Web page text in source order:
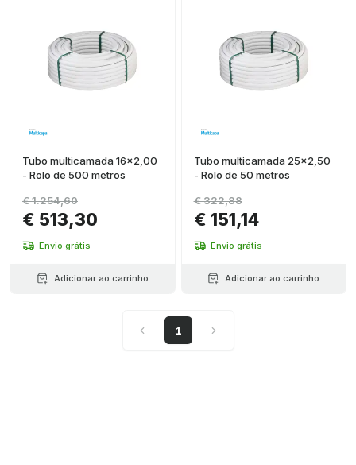
Tubo multicamada 16x2,00
- Rolo de 500 metros
€ 513,30
€ 1.254,60
Envio grátis
Adicionar ao carrinho
Tubo multicamada 25x2,50
- Rolo de 50 metros
€ 151,14
€ 322,88
Envio grátis
Adicionar ao carrinho
1